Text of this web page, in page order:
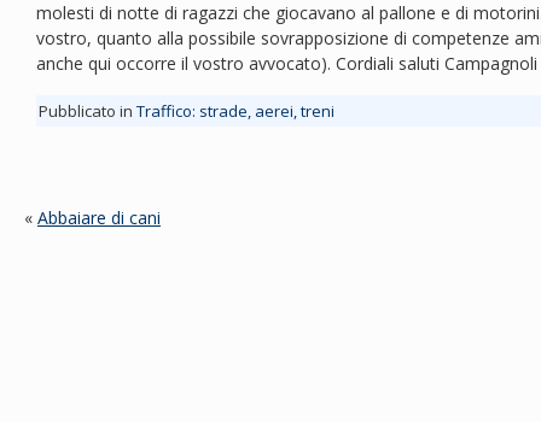
molesti di notte di ragazzi che giocavano al pallone e di
vostro, quanto alla possibile sovrapposizione di competenze
anche qui occorre il vostro avvocato). Cordiali saluti
Pubblicato in Traffico: strade, aerei, treni
« Abbaiare di cani